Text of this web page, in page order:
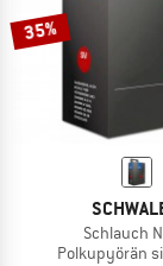
35%
Schlauch
Polkupyörän